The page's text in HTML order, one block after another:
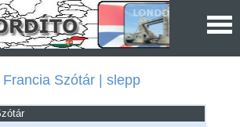
Szótár | slepp